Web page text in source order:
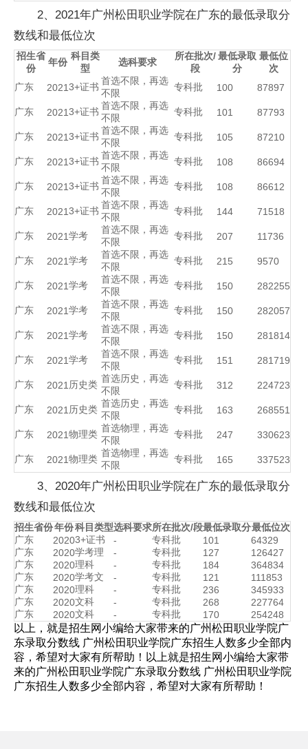
2、2021年广州松田职业学院在广东的最低录取分
数线和最低位次
招生省
份
年份
科目类
型
选科要求
所在批次/
段
最低录取
分
最低位
次
广东
20213+证书
首选不限，再选
不限
专科批 100 87897
广东 20213+证书
首选不限，再选
不限
专科批 101 87793
广东 20213+证书
首选不限，再选
不限
专科批 105 87210
广东 20213+证书
首选不限，再选
不限
专科批 108 86694
广东 20213+证书
首选不限，再选
不限
专科批 108 86612
广东 20213+证书
首选不限，再选
不限
专科批 144 71518
广东 2021学考
首选不限，再选
不限
专科批 207 11736
广东 2021学考
首选不限，再选
不限
专科批 215 9570
广东 2021学考
首选不限，再选
不限
专科批 150 282255
广东 2021学考
首选不限，再选
不限
专科批 150 282057
广东 2021学考
首选不限，再选
不限
专科批 150 281814
广东 2021学考
首选不限，再选
不限
专科批 151 281719
广东 2021 历史类
首选历史，再选
不限
专科批 312 224723
广东 2021 历史类
首选历史，再选
不限
专科批 163 268551
广东 2021物理类
首选物理，再选
不限
专科批 247 330623
广东 2021物理类
首选物理，再选
不限
专科批 165 337523
3、2020年广州松田职业学院在广东的最低录取分
数线和最低位次
招生省份年份科目类型选科要求所在批次/段最低录取分最低位次
广东
20203+证书 - 专科批 101
64329
广东
2020学考理 - 专科批 127
126427
广东
2020理科 - 专科批 184
364834
广东
2020学考文 - 专科批 121
111853
广东
2020理科 - 专科批 236
345933
广东
2020文科 - 专科批 268
227764
广东
2020文科 - 专科批 170 254248
以上，就是招生网小编给大家带来的广州松田职业学院广
东录取分数线 广州松田职业学院广东招生人数多少全部内
容，希望对大家有所帮助！以上就是招生网小编给大家带
来的广州松田职业学院广东录取分数线 广州松田职业学院
广东招生人数多少全部内容，希望对大家有所帮助！